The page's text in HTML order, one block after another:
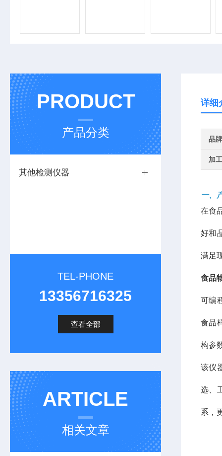
PRODUCT
产品分类
其他检测仪器
TEL-PHONE
13356716325
查看全部
ARTICLE
相关文章
详细
品牌
加
一、
在食
好和
满足
食品
可编
食品
构参
该仪
选、
系，